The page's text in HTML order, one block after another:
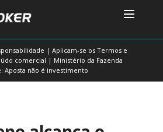
| Aplicam-se os Termos e
comercial | Ministério da Fazenda
Aposta não é investimento